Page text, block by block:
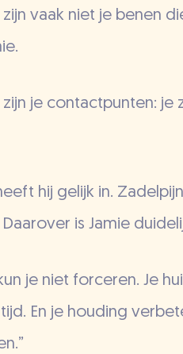
zijn vaak niet je benen
zijn je contactpunten: je
hij gelijk in.
is Jamie
je niet forceren. Je
En je houding